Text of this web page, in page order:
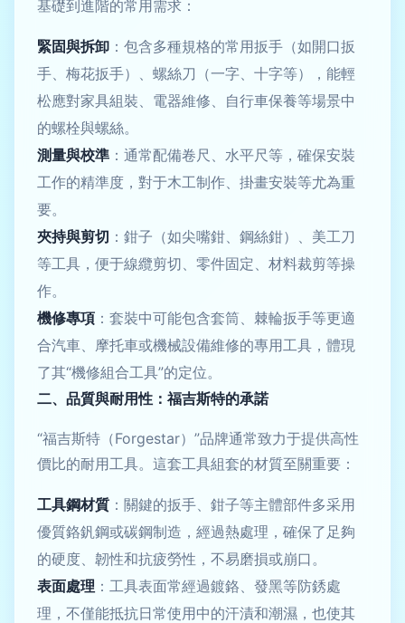
基礎到進階的常用需求：
緊固與拆卸 ：包含多種規格的常用扳手（如開口扳
手、梅花扳手）、螺絲刀（一字、十字等），能輕
松應對家具組裝、電器維修、自行車保養等場景中
的螺栓與螺絲。
測量與校準 ：通常配備卷尺、水平尺等，確保安裝
工作的精準度，對于木工制作、掛畫安裝等尤為重
要。
夾持與剪切 ：鉗子（如尖嘴鉗、鋼絲鉗）、美工刀
等工具，便于線纜剪切、零件固定、材料裁剪等操
作。
機修專項 ：套裝中可能包含套筒、棘輪扳手等更適
合汽車、摩托車或機械設備維修的專用工具，體現
了其“機修組合工具”的定位。
二、品質與耐用性：福吉斯特的承諾
“福吉斯特（Forgestar）”品牌通常致力于提供高性
價比的耐用工具。這套工具組套的材質至關重要：
工具鋼材質 ：關鍵的扳手、鉗子等主體部件多采用
優質鉻釩鋼或碳鋼制造，經過熱處理，確保了足夠
的硬度、韌性和抗疲勞性，不易磨損或崩口。
表面處理 ：工具表面常經過鍍鉻、發黑等防銹處
理，不僅能抵抗日常使用中的汗漬和潮濕，也使其